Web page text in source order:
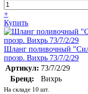
+
Купить
Шланг поливочный
прозр. Вихрь 73/7/2/29
Артикул: 73/7/2/29
Бренд:
Вихрь
На складе 10 шт.